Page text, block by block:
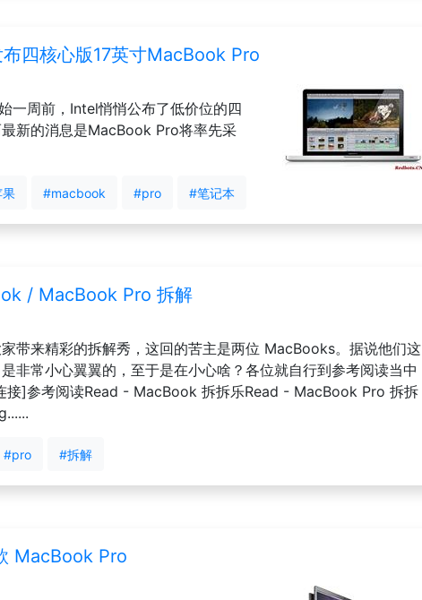
四核心版17英寸MacBook Pro
一周前，Intel悄悄公布了低价位的四
新的消息是MacBook Pro将率先采
#macbook #pro #笔记本
/ MacBook Pro 拆解
带来精彩的拆解秀，这回的苦主是两位 MacBooks。据说他们这
非常小心翼翼的，至于是在小心啥？各位就自行到参考阅读当中
接]参考阅读Read - MacBook 拆拆乐Read - MacBook Pro 拆拆
#pro #拆解
MacBook Pro